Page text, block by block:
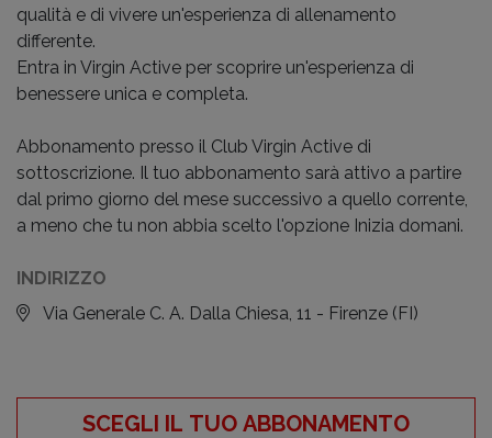
qualità e di vivere un'esperienza di allenamento
differente.
Entra in Virgin Active per scoprire un'esperienza di
benessere unica e completa.
Abbonamento presso il Club Virgin Active di
sottoscrizione. Il tuo abbonamento sarà attivo a partire
dal primo giorno del mese successivo a quello corrente,
a meno che tu non abbia scelto l'opzione Inizia domani.
INDIRIZZO
Via Generale C. A. Dalla Chiesa, 11 - Firenze (FI)
SCEGLI IL TUO ABBONAMENTO